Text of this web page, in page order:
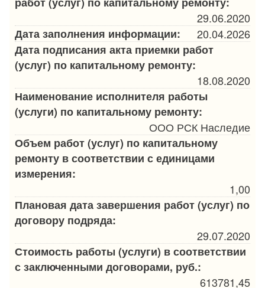
29.06.2020
Дата заполнения информации:
20.04.2026
Дата подписания акта приемки работ
(услуг) по капитальному ремонту:
18.08.2020
Наименование исполнителя работы
(услуги) по капитальному ремонту:
ООО РСК Наследие
Объем работ (услуг) по капитальному
ремонту в соответствии с единицами
измерения:
1,00
Плановая дата завершения работ (услуг) по
договору подряда:
29.07.2020
Стоимость работы (услуги) в соответствии
с заключенными договорами, руб.:
613781,45